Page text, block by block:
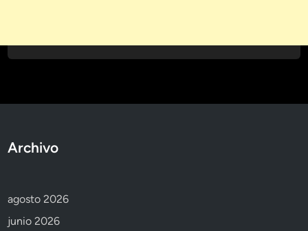
Archivo
agosto 2026
junio 2026